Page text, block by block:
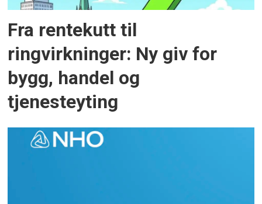
Fra rentekutt til
ringvirkninger: Ny giv for
bygg, handel og
tjenesteyting